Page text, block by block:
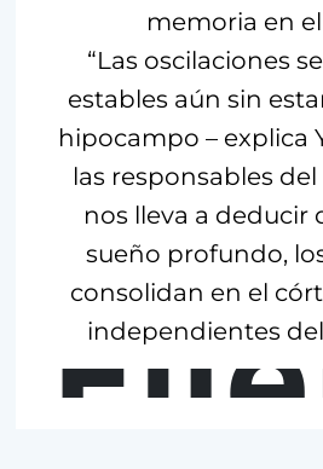
memoria en
“Las oscilaciones
estables aún sin
hipocampo – explica
las responsables del
nos lleva a deducir
sueño profundo,
consolidan en el
independientes